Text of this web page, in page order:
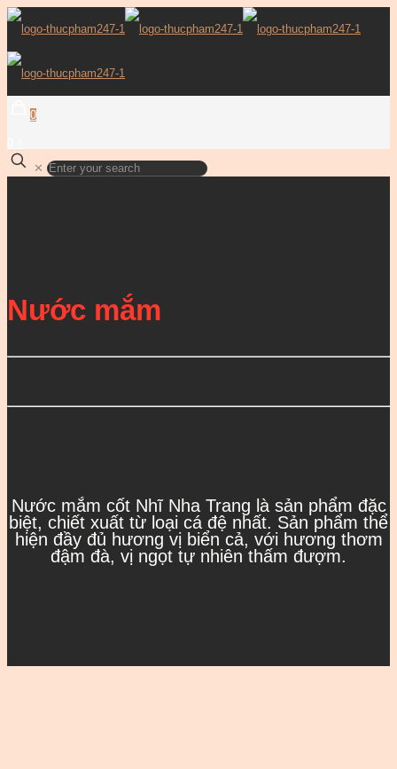
0
✕
Nước mắm
Nước mắm cốt Nhĩ Nha Trang là sản phẩm đặc
biệt, chiết xuất từ loại cá đệ nhất. Sản phẩm thể
hiện đầy đủ hương vị biển cả, với hương thơm
đậm đà, vị ngọt tự nhiên thấm đượm.